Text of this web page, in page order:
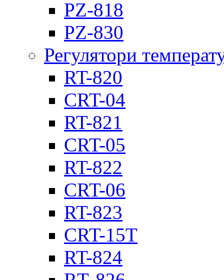
PZ-818
PZ-830
Регулятори
RT-820
CRT-04
RT-821
CRT-05
RT-822
CRT-06
RT-823
CRT-15T
RT-824